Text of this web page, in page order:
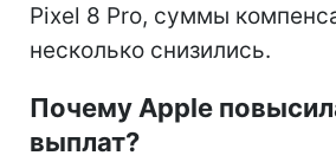
Pixel 8 Pro, суммы
несколько снизились.
Почему Apple
выплат?